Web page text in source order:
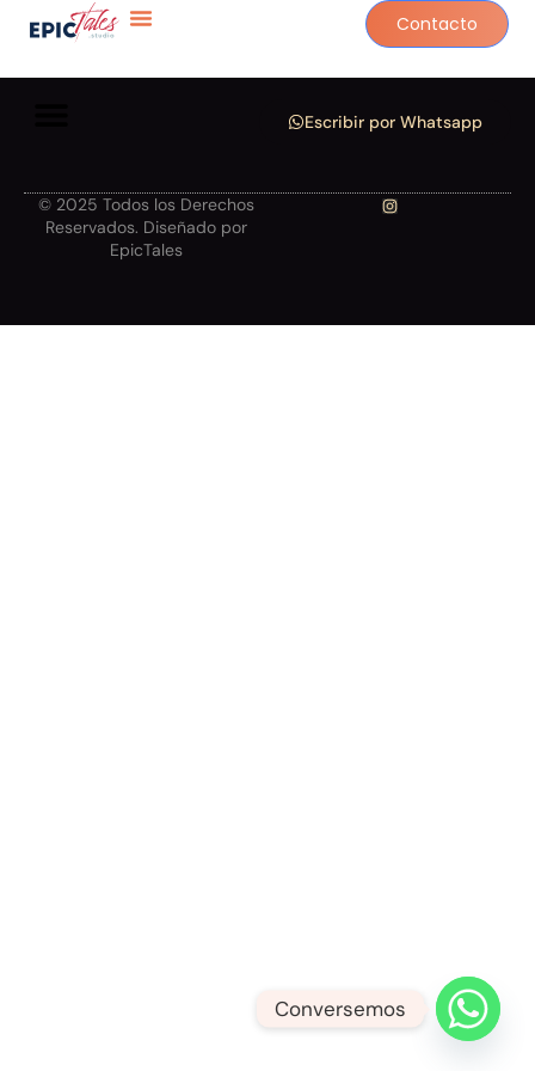
Contacto
Escribir por Whatsapp
© 2025 Todos los Derechos
Reservados. Diseñado por
EpicTales
Conversemos